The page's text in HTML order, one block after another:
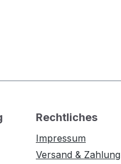
Rechtliches
Impressum
Versand & Zahlung